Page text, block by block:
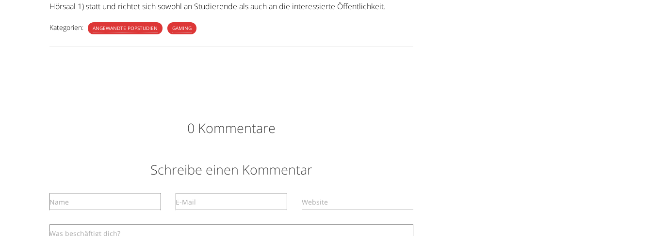
Hörsaal 1) statt und richtet sich sowohl an Studierende als auch an die interessierte Öffentlichkeit.
Kategorien: ANGEWANDTE POPSTUDIEN GAMING
0 Kommentare
Schreibe einen Kommentar
Name E-Mail Website
Was beschäftigt dich?